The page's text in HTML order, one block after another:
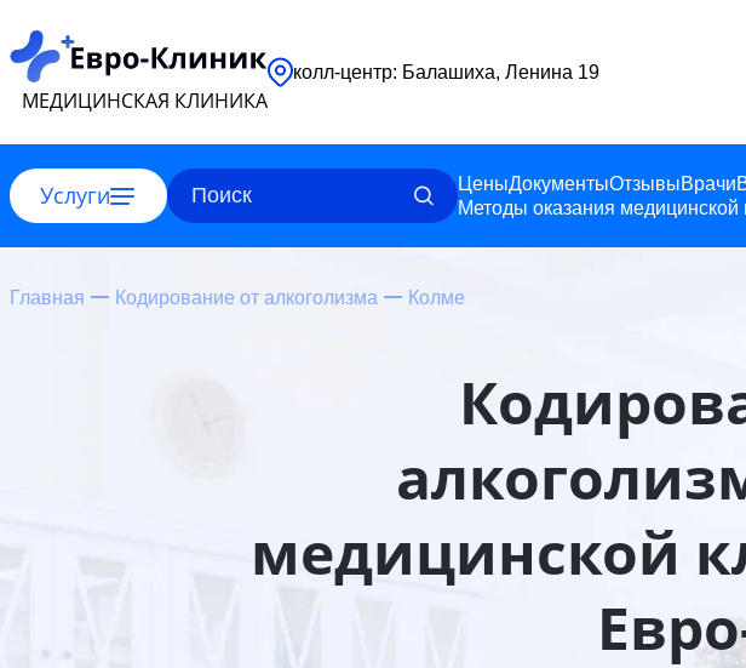
МЕДИЦИНСКАЯ КЛИНИКА
колл-центр: Балашиха, Ленина 19
Услуги ЦеныДокументыОтзывыВрачи
Методы оказания
Главная Кодирование от алкоголизма Колме
медицинской